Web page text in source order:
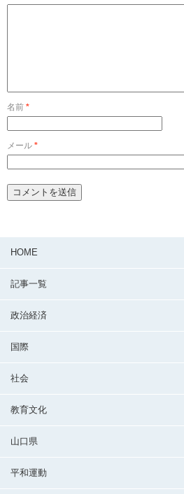
名前 *
メール *
HOME
記事一覧
政治経済
国際
社会
教育文化
山口県
平和運動